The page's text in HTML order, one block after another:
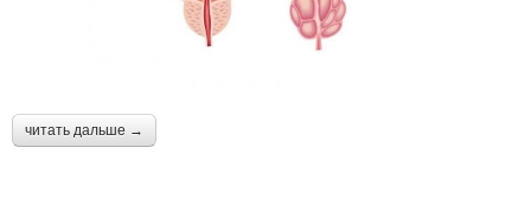
читать дальше →